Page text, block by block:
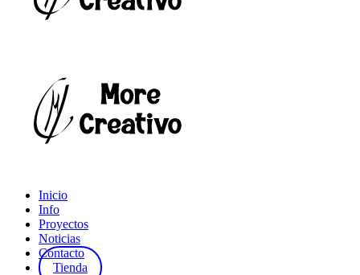
Inicio
Info
Proyectos
Noticias
Contacto
Tienda